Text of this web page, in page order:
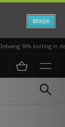
BEKIJK
10% korting in de APP*